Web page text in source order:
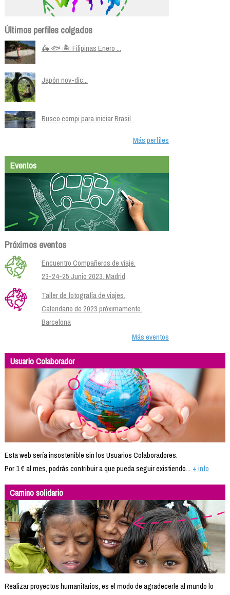
Últimos perfiles colgados
🛵 🐟 🏝️ Filipinas Enero ...
Japón nov-dic...
Busco compi para iniciar Brasil...
Más perfiles
Eventos
Próximos eventos
Encuentro Compañeros de viaje.
23-24-25 Junio 2023. Madrid
Taller de fotografía de viajes.
Calendario de 2023 próximamente.
Barcelona
Más eventos
Usuario Colaborador
Esta web sería insostenible sin los Usuarios Colaboradores.
Por 1 € al mes, podrás contribuir a que pueda seguir existiendo... + info
Camino solidario
Realizar proyectos humanitarios, es el modo de agradecerle al mundo lo